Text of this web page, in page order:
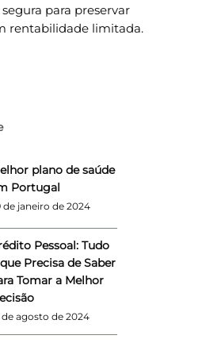
para preservar
rentabilidade limitada.
plano de saúde
Portugal
de janeiro de 2024
Pessoal: Tudo
Precisa de Saber
Tomar a Melhor
de agosto de 2024